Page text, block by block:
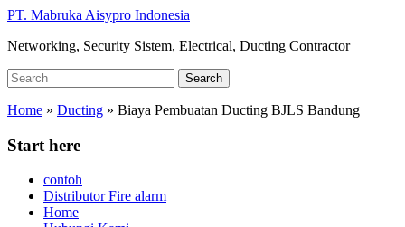
Skip
main
PT. Mabruka Aisypro Indonesia
Networking, Security Sistem, Electrical, Ducting Contractor
Search
for:
Search
Home » Ducting » Biaya Pembuatan Ducting BJLS Bandung
Start here
contoh
Distributor Fire alarm
Home